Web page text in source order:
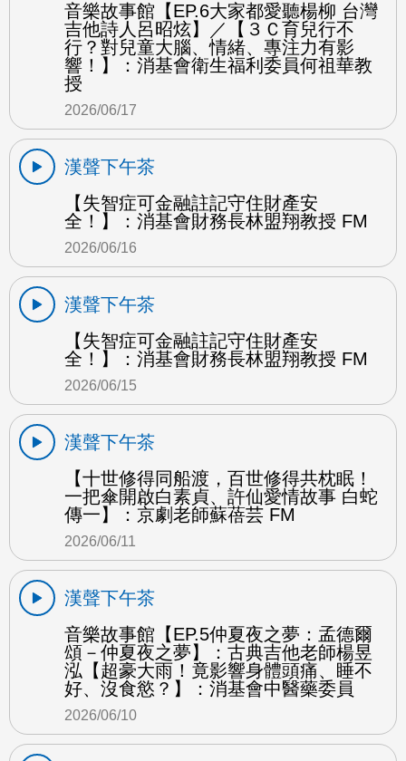
音樂故事館【EP.6大家都愛聽楊柳 台灣
吉他詩人呂昭炫】／【３Ｃ育兒行不
行？對兒童大腦、情緒、專注力有影
響！】：消基會衛生福利委員何祖華教
授
2026/06/17
漢聲下午茶
【失智症可金融註記守住財產安
全！】：消基會財務長林盟翔教授 FM
2026/06/16
漢聲下午茶
【失智症可金融註記守住財產安
全！】：消基會財務長林盟翔教授 FM
2026/06/15
漢聲下午茶
【十世修得同船渡，百世修得共枕眠！
一把傘開啟白素貞、許仙愛情故事 白蛇
傳一】：京劇老師蘇蓓芸 FM
2026/06/11
漢聲下午茶
音樂故事館【EP.5仲夏夜之夢：孟德爾
頌－仲夏夜之夢】：古典吉他老師楊昱
泓【超豪大雨！竟影響身體頭痛、睡不
好、沒食慾？】：消基會中醫藥委員
2026/06/10